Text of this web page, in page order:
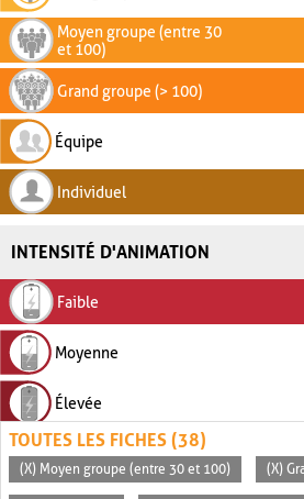
Moyen groupe (entre 30
et 100)
Grand groupe (> 100)
Équipe
Individuel
INTENSITÉ D'ANIMATION
Faible
Moyenne
Élevée
TOUTES LES FICHES (38)
(X) Moyen groupe (entre 30 et 100) (X)